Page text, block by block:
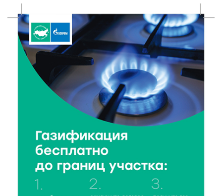
Тверские экологи сняли на видео медвежий обед
8 Авг 2026 14:14 432
Виталий Королев запустил веловолну на Волге в
Калязине
8 Авг 2026 13:37 712
Чем удивит X Международный фестиваль «Калитка»
8 Авг 2026 12:37 408
Забыл вещи в транспорте? Рассказываем, что ждёт
пассажиров по новым правилам